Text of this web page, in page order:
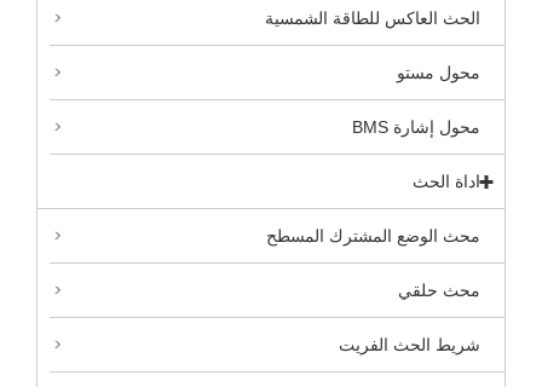
الحث العاكس للطاقة الشمسية
محول مستو
محول إشارة BMS
اداة الحث
محث الوضع المشترك المسطح
محث حلقي
شريط الحث الفريت